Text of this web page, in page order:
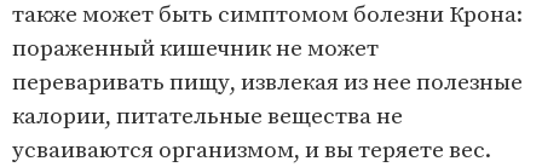
также может быть симптомом болезни Крона:
пораженный кишечник не может
переваривать пищу, извлекая из нее полезные
калории, питательные вещества не
усваиваются организмом, и вы теряете вес.